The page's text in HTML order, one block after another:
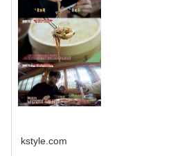
kstyle.com